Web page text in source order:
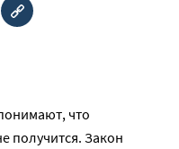
что
получится. Закон